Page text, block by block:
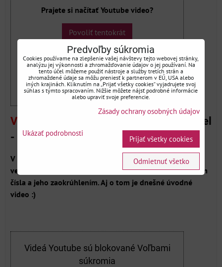
Prajete si načítať Youtube video?
Povoliť tentokrát
Povoliť a zapamätať - súhlas s druhom
cookie: Funkčné
Otvoriť video v novom okne
Video 5:
Presnosť meraní a platnosť čísiel
- Úvod
V prírodných aj technických odboroch je nevyhnutné
vedieť správne narábať s číslami, s meraniami, so zápisom
čísla a jeho zaokrúhlením. Aj o tom je dnešné úvodné
video :)
Videá Youtube sú blokované Voľbami
súkromia
Predvoľby súkromia
Cookies používame na zlepšenie vašej návštevy tejto webovej stránky,
analýzu jej výkonnosti a zhromažďovanie údajov o jej používaní. Na
tento účel môžeme použiť nástroje a služby tretích strán a
zhromaždené údaje sa môžu preniesť k partnerom v EÚ, USA alebo
iných krajinách. Kliknutím na „Prijať všetky cookies“ vyjadrujete svoj
súhlas s týmto spracovaním. Nižšie môžete nájsť podrobné informácie
alebo upraviť svoje preferencie.
Zásady ochrany osobných údajov
Ukázať podrobnosti
Prijať všetky cookies
Odmietnuť všetko